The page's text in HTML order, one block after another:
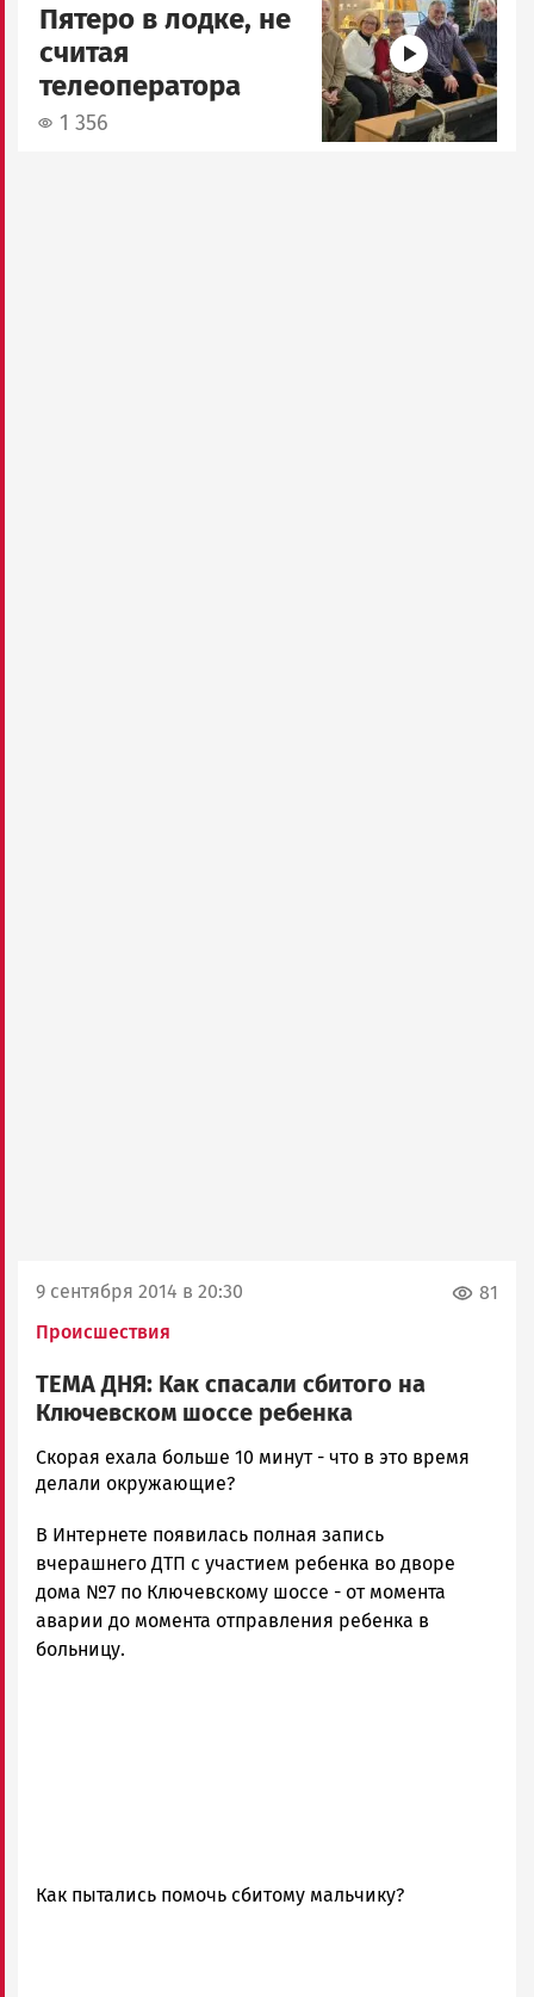
Пятеро в лодке, не
считая
телеоператора
1 356
9 сентября 2014 в 20:30
Происшествия
81
ТЕМА ДНЯ: Как спасали сбитого на
Ключевском шоссе ребенка
admintimur
Новости
и
Карелии
|
Петрозаводск
ГОВОРИТ
Скорая ехала больше 10 минут - что в это время
делали окружающие?
В Интернете появилась полная запись
вчерашнего ДТП с участием ребенка во дворе
дома №7 по Ключевскому шоссе - от момента
аварии до момента отправления ребенка в
больницу.
Как пытались помочь сбитому мальчику?